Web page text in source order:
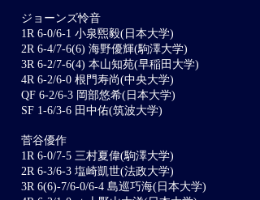
ジョーンズ怜音
1R 6-0/6-1 小泉煕毅(日本大学)
2R 6-4/7-6(6) 海野優輝(駒澤大学)
3R 6-2/7-6(4) 本山知苑(早稲田大学)
4R 6-2/6-0 根門寿尚(中央大学)
QF 6-2/6-3 岡部悠希(日本大学)
SF 1-6/3-6 田中佑(筑波大学)
菅谷優作
1R 6-0/7-5 三村夏偉(駒澤大学)
2R 6-3/6-3 塩崎凱世(法政大学)
3R 6(6)-7/6-0/6-4 島巡巧海(日本大学)